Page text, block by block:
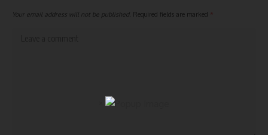
Your email address will not be published. Required fields are marked *